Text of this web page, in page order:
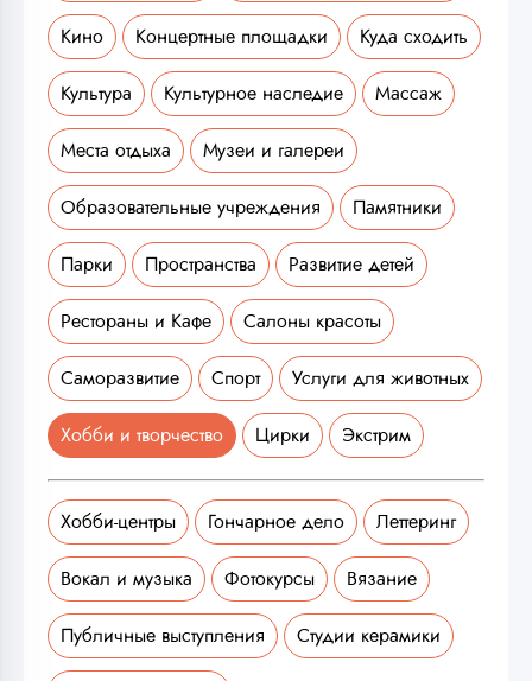
Кино Концертные площадки Куда сходить
Культура Культурное наследие Массаж
Места отдыха Музеи и галереи
Образовательные учреждения Памятники
Парки Пространства Развитие детей
Рестораны и Кафе Салоны красоты
Саморазвитие Спорт Услуги для животных
Хобби и творчество Цирки Экстрим
Хобби-центры Гончарное дело Леттеринг
Вокал и музыка Фотокурсы Вязание
Публичные выступления Студии керамики